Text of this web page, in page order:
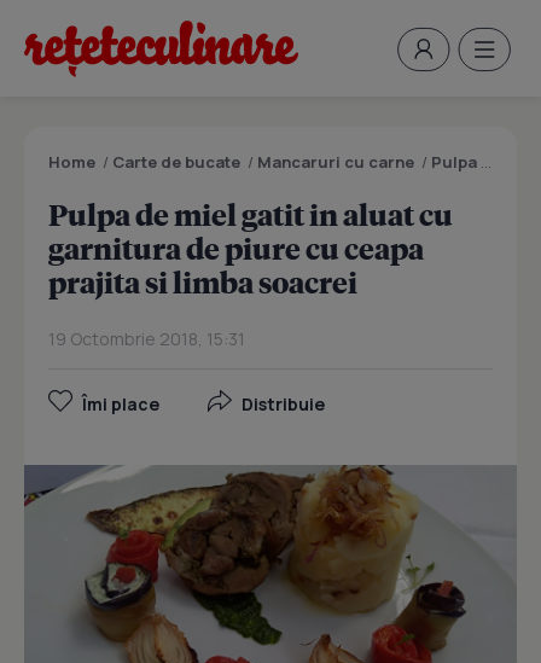
Home / Carte de bucate / Mancaruri cu carne / Pulpa de miel gatit in aluat cu garnitura de piure cu ceapa prajita si limba soacrei
Pulpa de miel gatit in aluat cu
garnitura de piure cu ceapa
prajita si limba soacrei
19 Octombrie 2018, 15:31
Îmi place Distribuie